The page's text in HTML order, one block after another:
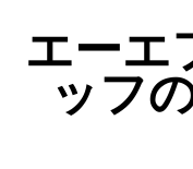
エーエ
ッフ